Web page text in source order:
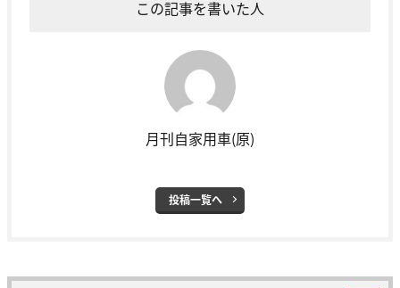
この記事を書いた人
月刊自家用車(原)
投稿一覧へ